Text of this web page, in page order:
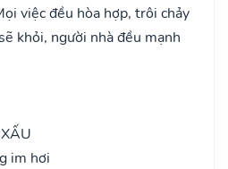
việc đều hòa hợp, trôi chảy
khỏi, người nhà đều mạnh
XẤU
im hơi